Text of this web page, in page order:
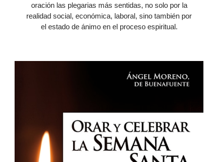
oración las plegarias más sentidas, no solo por la
realidad social, económica, laboral, sino también por
el estado de ánimo en el proceso espiritual.